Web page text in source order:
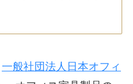
一般社団法人日本オフィ